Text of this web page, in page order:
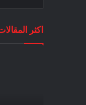
اكثر